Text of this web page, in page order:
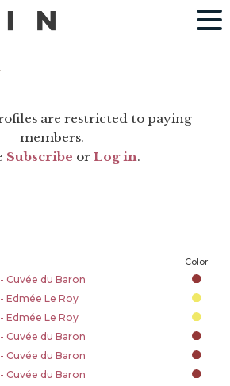
are restricted to paying
members.
Subscribe orLog in.
Color
Cuvée du Baron
Edmée Le Roy
Edmée Le Roy
Cuvée du Baron
Cuvée du Baron
Cuvée du Baron